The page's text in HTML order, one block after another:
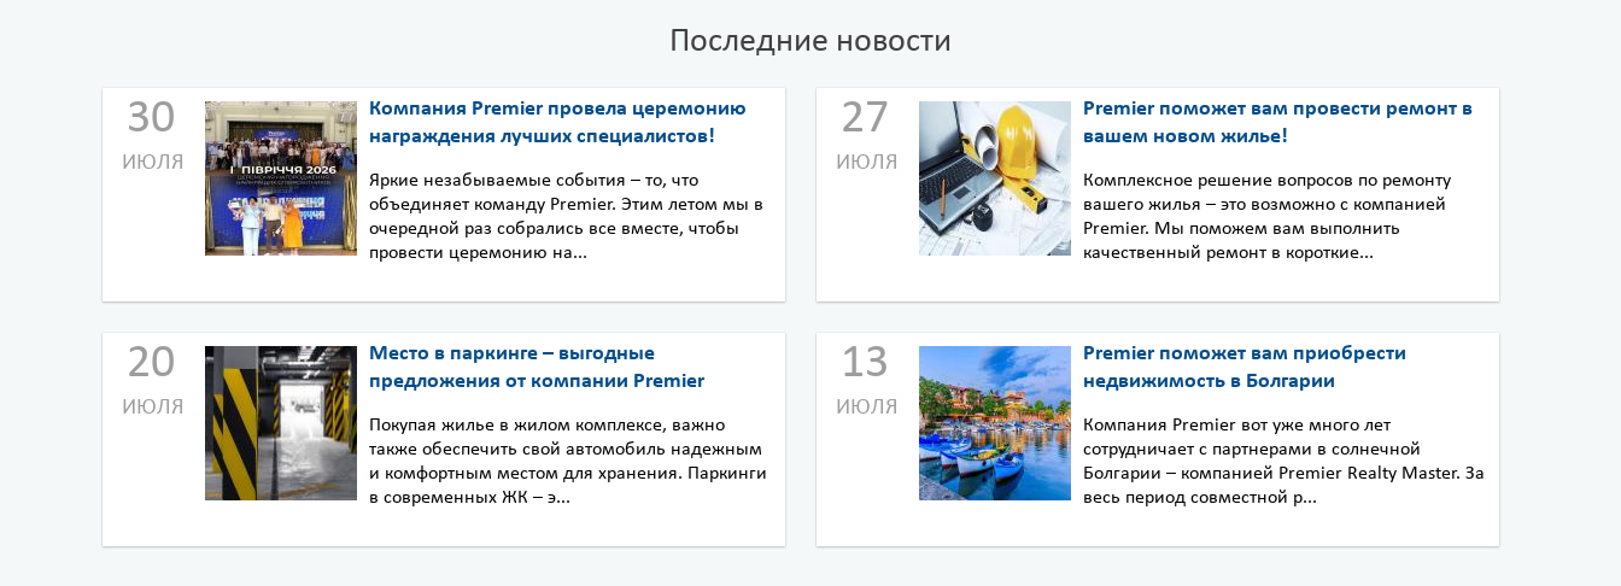
Последние новости
30
ИЮЛЯ
Компания Premier провела церемонию
награждения лучших специалистов!
Яркие незабываемые события – то, что
объединяет команду Premier. Этим летом мы в
очередной раз собрались все вместе, чтобы
провести церемонию на...
27
ИЮЛЯ
Premier поможет вам провести ремонт в
вашем новом жилье!
Комплексное решение вопросов по ремонту
вашего жилья – это возможно с компанией
Premier. Мы поможем вам выполнить
качественный ремонт в короткие...
20
ИЮЛЯ
Место в паркинге – выгодные
предложения от компании Premier
Покупая жилье в жилом комплексе, важно
также обеспечить свой автомобиль надежным
и комфортным местом для хранения. Паркинги
в современных ЖК – э...
13
ИЮЛЯ
Premier поможет вам приобрести
недвижимость в Болгарии
Компания Premier вот уже много лет
сотрудничает с партнерами в солнечной
Болгарии – компанией Premier Realty Master. За
весь период совместной р...